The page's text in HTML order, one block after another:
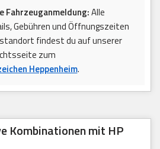
Fahrzeuganmeldung:Alle
Gebühren und Öffnungszeiten
findest du auf unserer
zum
Heppenheim.
Kombinationen mit HP